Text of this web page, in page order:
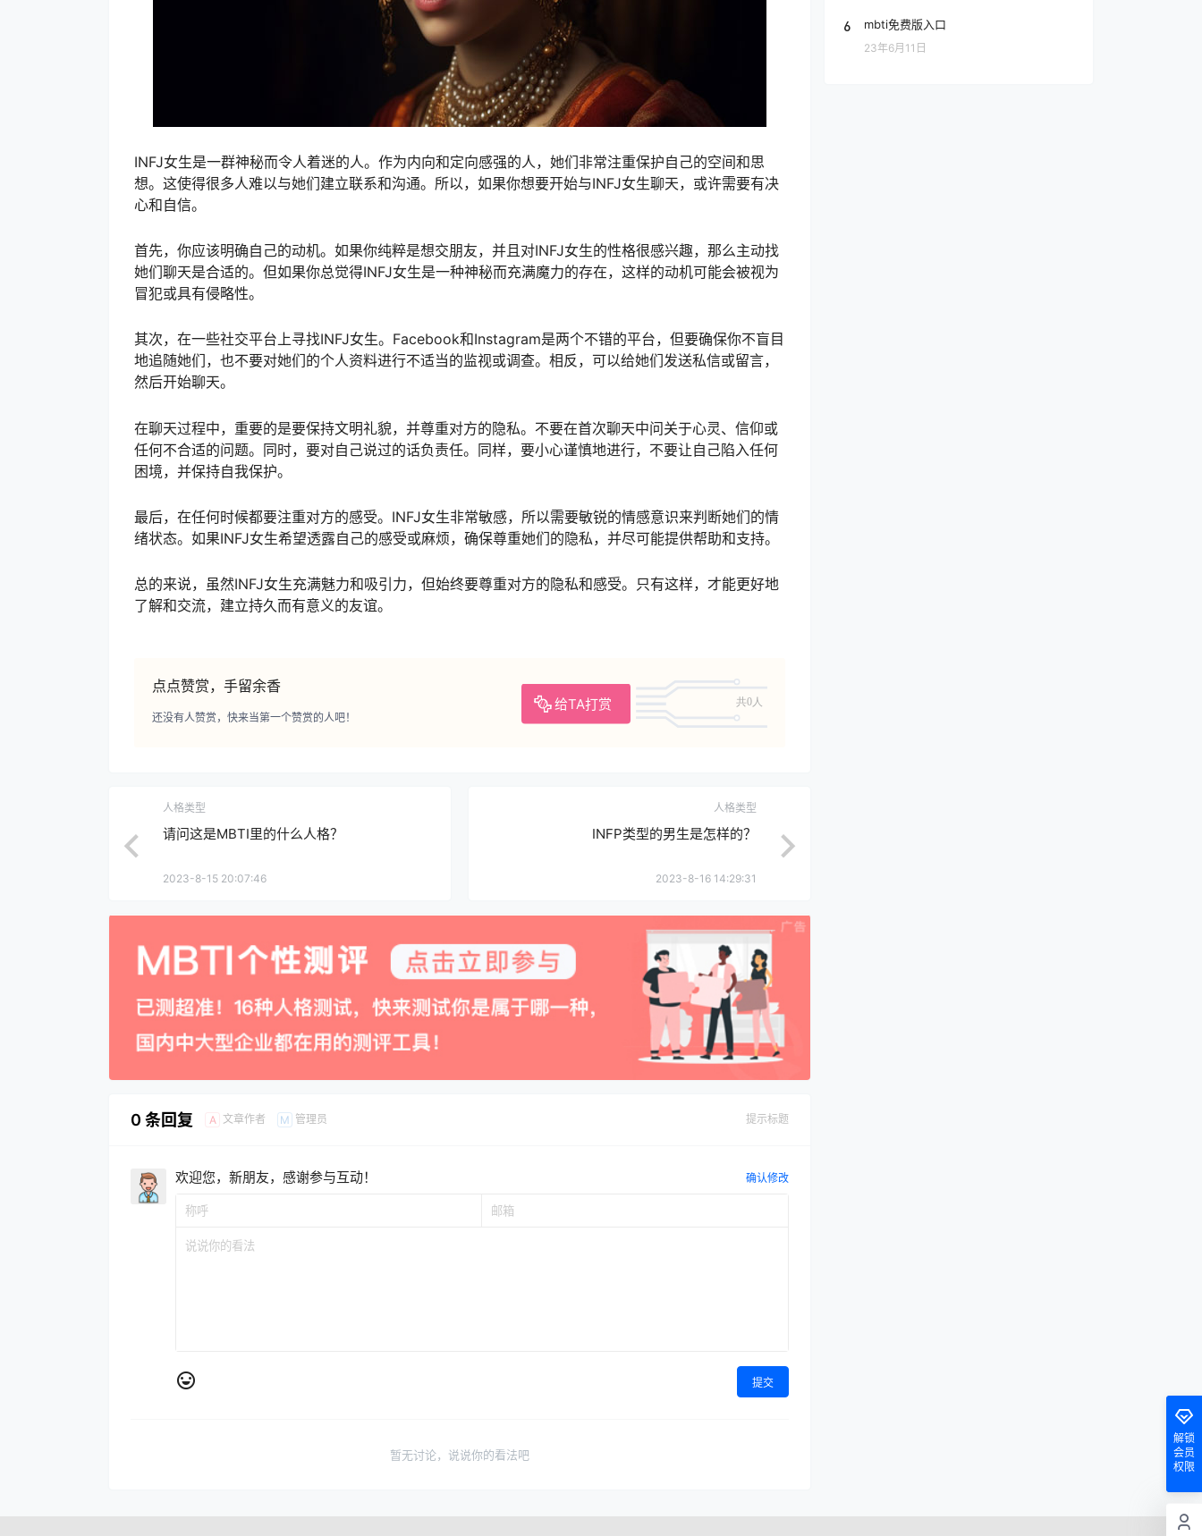
INFJ女生是一群神秘而令人着迷的人。作为内向和定向感强的人，她们非常注重保护自己的空间和思
想。这使得很多人难以与她们建立联系和沟通。所以，如果你想要开始与INFJ女生聊天，或许需要有决
心和自信。
首先，你应该明确自己的动机。如果你纯粹是想交朋友，并且对INFJ女生的性格很感兴趣，那么主动找
她们聊天是合适的。但如果你总觉得INFJ女生是一种神秘而充满魔力的存在，这样的动机可能会被视为
冒犯或具有侵略性。
其次，在一些社交平台上寻找INFJ女生。Facebook和Instagram是两个不错的平台，但要确保你不盲目
地追随她们，也不要对她们的个人资料进行不适当的监视或调查。相反，可以给她们发送私信或留言，
然后开始聊天。
在聊天过程中，重要的是要保持文明礼貌，并尊重对方的隐私。不要在首次聊天中问关于心灵、信仰或
任何不合适的问题。同时，要对自己说过的话负责任。同样，要小心谨慎地进行，不要让自己陷入任何
困境，并保持自我保护。
最后，在任何时候都要注重对方的感受。INFJ女生非常敏感，所以需要敏锐的情感意识来判断她们的情
绪状态。如果INFJ女生希望透露自己的感受或麻烦，确保尊重她们的隐私，并尽可能提供帮助和支持。
总的来说，虽然INFJ女生充满魅力和吸引力，但始终要尊重对方的隐私和感受。只有这样，才能更好地
了解和交流，建立持久而有意义的友谊。
点点赞赏，手留余香
给TA打赏 共0人
还没有人赞赏，快来当第一个赞赏的人吧！
人格类型
请问这是MBTI里的什么人格？
2023-8-15 20:07:46
人格类型
INFP类型的男生是怎样的？
2023-8-16 14:29:31
0 条回复 A 文章作者 M 管理员 提示标题
欢迎您，新朋友，感谢参与互动！ 确认修改
提交
暂无讨论，说说你的看法吧
6 mbti免费版入口
23年6月11日
解锁
会员
权限